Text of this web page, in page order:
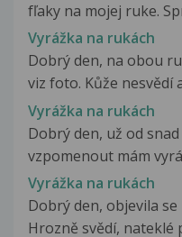
fľaky na mojej ruke.
Vyrážka na rukách
Dobrý den, na obou
viz foto. Kůže nesvědí
Vyrážka na rukách
Dobrý den, už od
vzpomenout mám
Vyrážka na rukách
Dobrý den, objevila
Hrozně svědí, nateklé